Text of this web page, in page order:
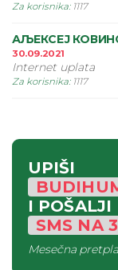
Za korisnika: 1117
АЉЕКСЕЈ
30.09.2021
Internet uplata
Za korisnika: 1117
UPIŠI
I POŠALJI
SMS NA
Mesečna